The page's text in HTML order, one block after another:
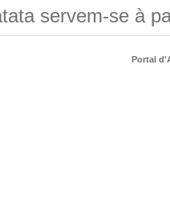
servem-se à
Portal